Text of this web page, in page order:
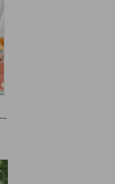
Crochet with Leftover Yarn - Quick and Easy Stashbuster Patterns Using One Ball or Less